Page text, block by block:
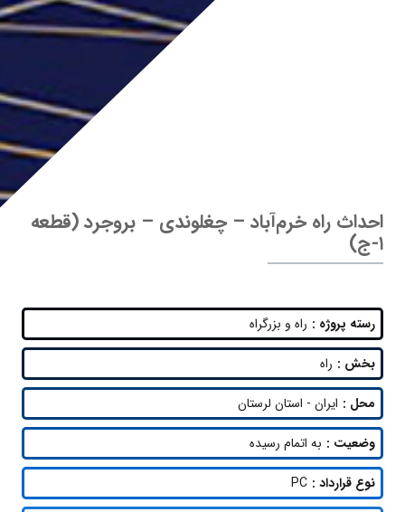
احداث راه خرم‌آباد – چغلوندی – بروجرد (قطعه
۱-ج)
رسته پروژه : راه و بزرگراه
بخش : راه
محل : ایران - استان لرستان
وضعیت : به اتمام رسیده
نوع قرارداد : PC